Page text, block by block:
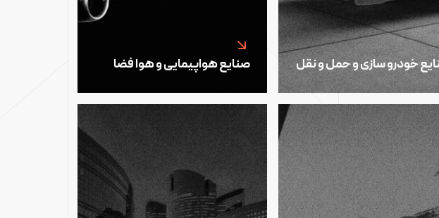
خودرو سازی و حمل و نقل صنایع هواپیمایی و هوا فضا